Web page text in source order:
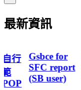
最新資訊
行
Gsbce for
SFC report
(SB user)